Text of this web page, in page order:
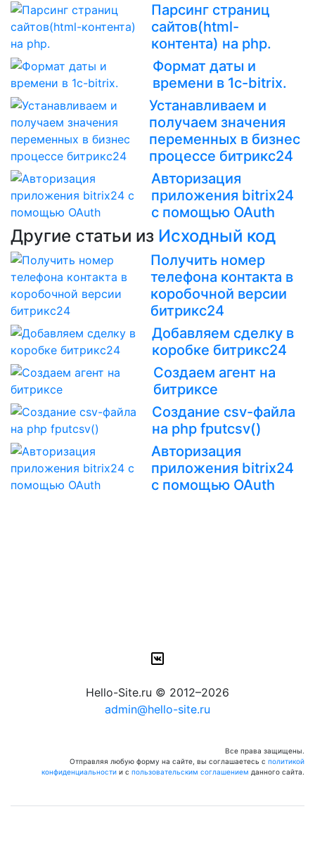
Парсинг страниц
сайтов(html-
контента) на php.
Формат даты и
времени в 1c-bitrix.
Устанавливаем и
получаем значения
переменных в бизнес
процессе битрикс24
Авторизация
приложения bitrix24
с помощью OAuth
Другие статьи из Исходный код
Получить номер
телефона контакта в
коробочной версии
битрикс24
Добавляем сделку в
коробке битрикс24
Создаем агент на
битриксе
Создание csv-файла
на php fputcsv()
Авторизация
приложения bitrix24
с помощью OAuth
Hello-Site.ru © 2012–2026
admin@hello-site.ru
Все права защищены.
Отправляя любую форму на сайте, вы соглашаетесь с политикой
конфиденциальности и с пользовательским соглашением данного сайта.